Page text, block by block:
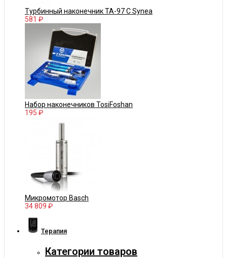
Турбинный наконечник TA-97 C Synea
581 ₽
Набор наконечников TosiFoshan
195 ₽
Микромотор Basch
34 809 ₽
Терапия
Категории товаров